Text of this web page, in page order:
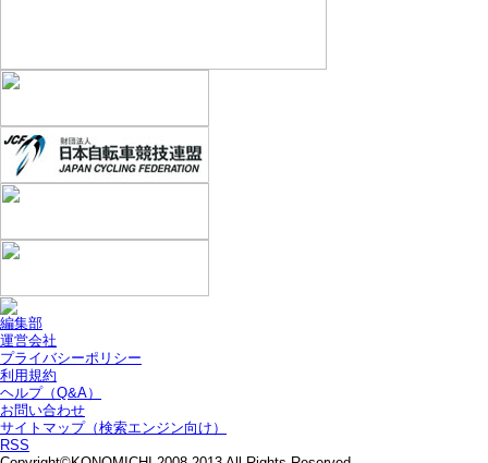
編集部
運営会社
プライバシーポリシー
利用規約
ヘルプ（Q&A）
お問い合わせ
サイトマップ（検索エンジン向け）
RSS